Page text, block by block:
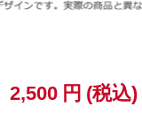
2,500 円 (税込)